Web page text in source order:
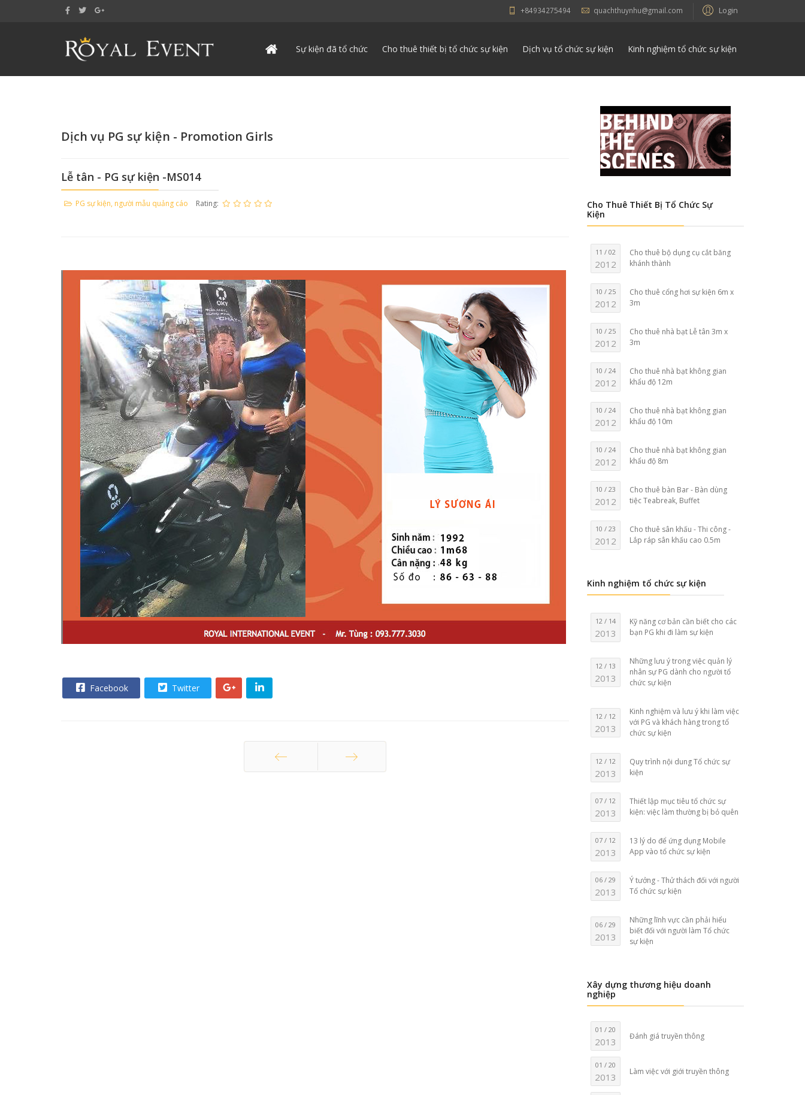
Login
+84934275494 quachthuynhu@gmail.com
Sự kiện đã tổ chức Cho thuê thiết bị tổ chức sự kiện Dịch vụ tổ chức sự kiện Kinh nghiệm tổ chức sự kiện
Dịch vụ PG sự kiện - Promotion Girls
Lễ tân - PG sự kiện -MS014
PG sự kiện, người mẫu quảng cáo Rating:
Facebook Twitter
Cho Thuê Thiết Bị Tổ Chức Sự
Kiện
11 / 02
2012
Cho thuê bộ dụng cụ cắt băng
khánh thành
10 / 25
2012
Cho thuê cổng hơi sự kiện 6m x
3m
10 / 25
2012
Cho thuê nhà bạt Lễ tân 3m x
3m
10 / 24
2012
Cho thuê nhà bạt không gian
khẩu độ 12m
10 / 24
2012
Cho thuê nhà bạt không gian
khẩu độ 10m
10 / 24
2012
Cho thuê nhà bạt không gian
khẩu độ 8m
10 / 23
2012
Cho thuê bàn Bar - Bàn dùng
tiệc Teabreak, Buffet
10 / 23
2012
Cho thuê sân khấu - Thi công -
Lắp ráp sân khấu cao 0.5m
Kinh nghiệm tổ chức sự kiện
12 / 14
2013
Kỹ năng cơ bản cần biết cho các
bạn PG khi đi làm sự kiện
12 / 13
2013
Những lưu ý trong việc quản lý
nhân sự PG dành cho người tổ
chức sự kiện
12 / 12
2013
Kinh nghiệm và lưu ý khi làm việc
với PG và khách hàng trong tổ
chức sự kiện
12 / 12
2013
Quy trình nội dung Tổ chức sự
kiện
07 / 12
2013
Thiết lập mục tiêu tổ chức sự
kiện: việc làm thường bị bỏ quên
07 / 12
2013
13 lý do để ứng dụng Mobile
App vào tổ chức sự kiện
06 / 29
2013
Ý tưởng - Thử thách đối với người
Tổ chức sự kiện
06 / 29
2013
Những lĩnh vực cần phải hiểu
biết đối với người làm Tổ chức
sự kiện
Xây dựng thương hiệu doanh
nghiệp
01 / 20
2013 Đánh giá truyền thông
01 / 20
2013 Làm việc với giới truyền thông